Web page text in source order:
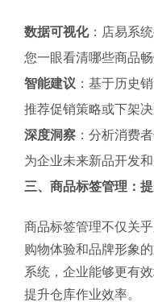
数据可视化：店易系
您一眼看清哪些商品
智能建议 ：基于历史
推荐促销策略或下架
深度洞察 ：分析消费
为企业未来新品开发
三、商品标签管理：
商品标签管理不仅关
购物体验和品牌形象
系统，企业能够更有
提升仓库作业效率。